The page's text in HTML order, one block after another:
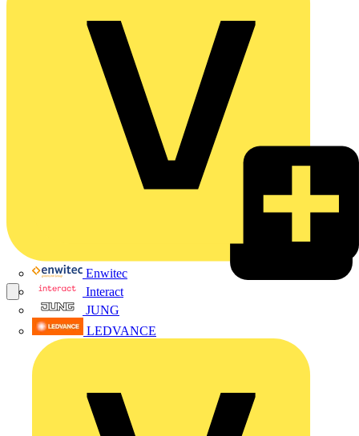
Enwitec
Interact
JUNG
LEDVANCE